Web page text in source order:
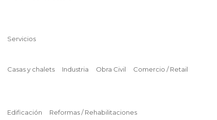
Servicios
Casas y chalets Industria Obra Civil Comercio / Retail
Edificación Reformas / Rehabilitaciones